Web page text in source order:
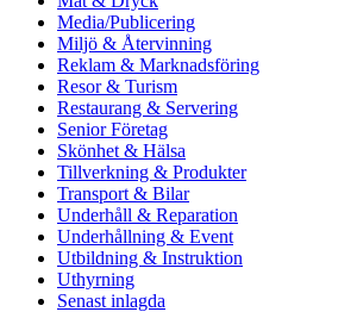
Media/Publicering
Miljö & Återvinning
Reklam & Marknadsföring
Resor & Turism
Restaurang & Servering
Senior Företag
Skönhet & Hälsa
Tillverkning & Produkter
Transport & Bilar
Underhåll & Reparation
Underhållning & Event
Utbildning & Instruktion
Uthyrning
Senast inlagda